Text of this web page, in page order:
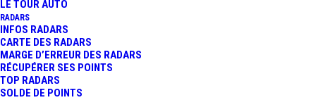
LE TOUR AUTO
RADARS
INFOS RADARS
CARTE DES RADARS
MARGE D’ERREUR DES RADARS
RÉCUPÉRER SES POINTS
TOP RADARS
SOLDE DE POINTS
1 Minute